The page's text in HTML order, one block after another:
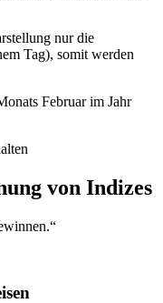
nur die
Tag), somit werden
Februar im Jahr
von Indizes